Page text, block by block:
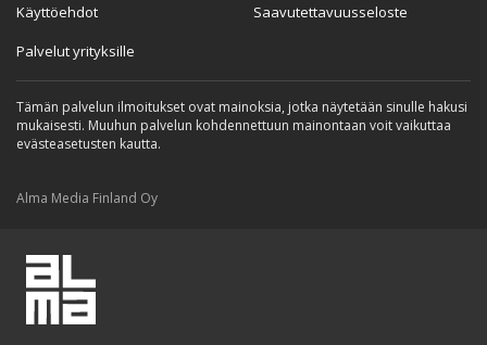
Käyttöehdot
Palvelut yrityksille
Saavutettavuusseloste
Tämän palvelun ilmoitukset ovat mainoksia, jotka näytetään sinulle hakusi
mukaisesti. Muuhun palvelun kohdennettuun mainontaan voit vaikuttaa
evästeasetusten kautta.
Alma Media Finland Oy